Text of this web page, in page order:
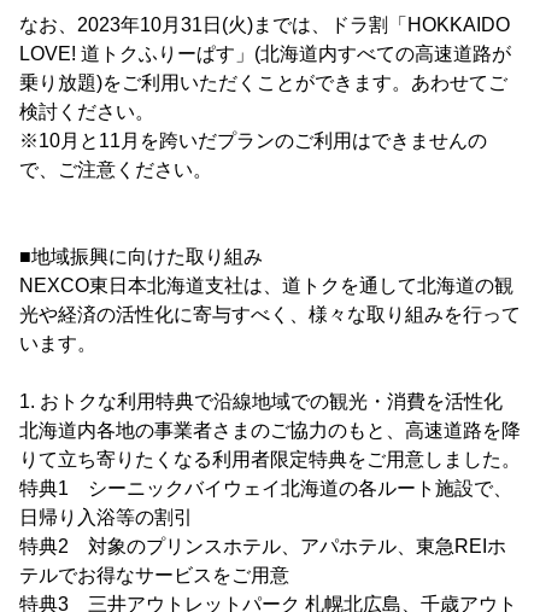
なお、2023年10月31日(火)までは、ドラ割「HOKKAIDO
LOVE! 道トクふりーぱす」(北海道内すべての高速道路が
乗り放題)をご利用いただくことができます。あわせてご
検討ください。
※10月と11月を跨いだプランのご利用はできませんの
で、ご注意ください。
■地域振興に向けた取り組み
NEXCO東日本北海道支社は、道トクを通して北海道の観
光や経済の活性化に寄与すべく、様々な取り組みを行って
います。
1. おトクな利用特典で沿線地域での観光・消費を活性化
北海道内各地の事業者さまのご協力のもと、高速道路を降
りて立ち寄りたくなる利用者限定特典をご用意しました。
特典1 シーニックバイウェイ北海道の各ルート施設で、
日帰り入浴等の割引
特典2 対象のプリンスホテル、アパホテル、東急REIホ
テルでお得なサービスをご用意
特典3 三井アウトレットパーク 札幌北広島、千歳アウト